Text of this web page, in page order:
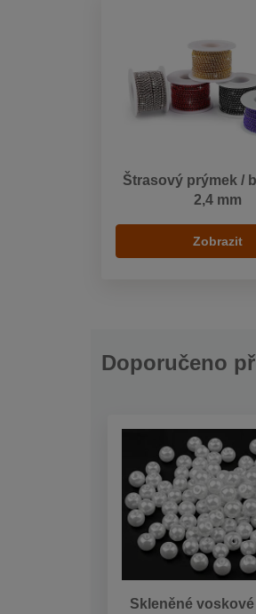
Štrasový prýmek /
2,4 mm
Zobrazit
Doporučeno
Skleněné